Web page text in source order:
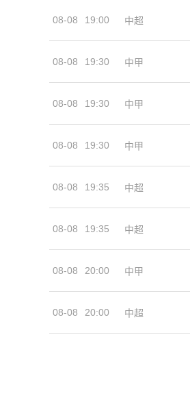
08-08 19:00 中超
08-08 19:30 中甲
08-08 19:30 中甲
08-08 19:30 中甲
08-08 19:35 中超
08-08 19:35 中超
08-08 20:00 中甲
08-08 20:00 中超